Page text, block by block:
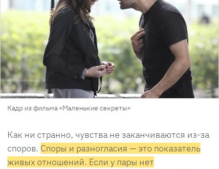
Кадр из фильма «Маленькие секреты»
Как ни странно, чувства не заканчиваются из-за
споров. Споры и разногласия — это показатель
живых отношений. Если у пары нет